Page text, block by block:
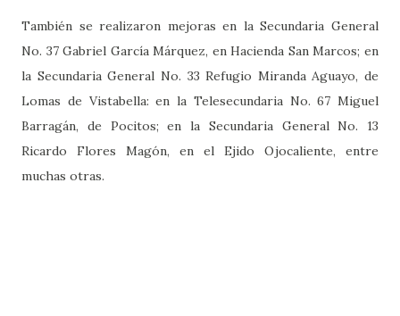
También se realizaron mejoras en la Secundaria General
No. 37 Gabriel García Márquez, en Hacienda San Marcos; en
la Secundaria General No. 33 Refugio Miranda Aguayo, de
Lomas de Vistabella: en la Telesecundaria No. 67 Miguel
Barragán, de Pocitos; en la Secundaria General No. 13
Ricardo Flores Magón, en el Ejido Ojocaliente, entre
muchas otras.